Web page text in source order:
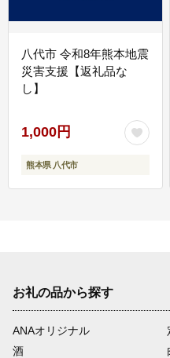
八代市 令和8年熊本地震
災害支援【返礼品な
し】
1,000円
熊本県 八代市
お礼の品から探す
ANAオリジナル
酒